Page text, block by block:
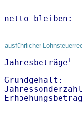
netto
ausführlicher
Jahresbeträge1
Grundgehalt: